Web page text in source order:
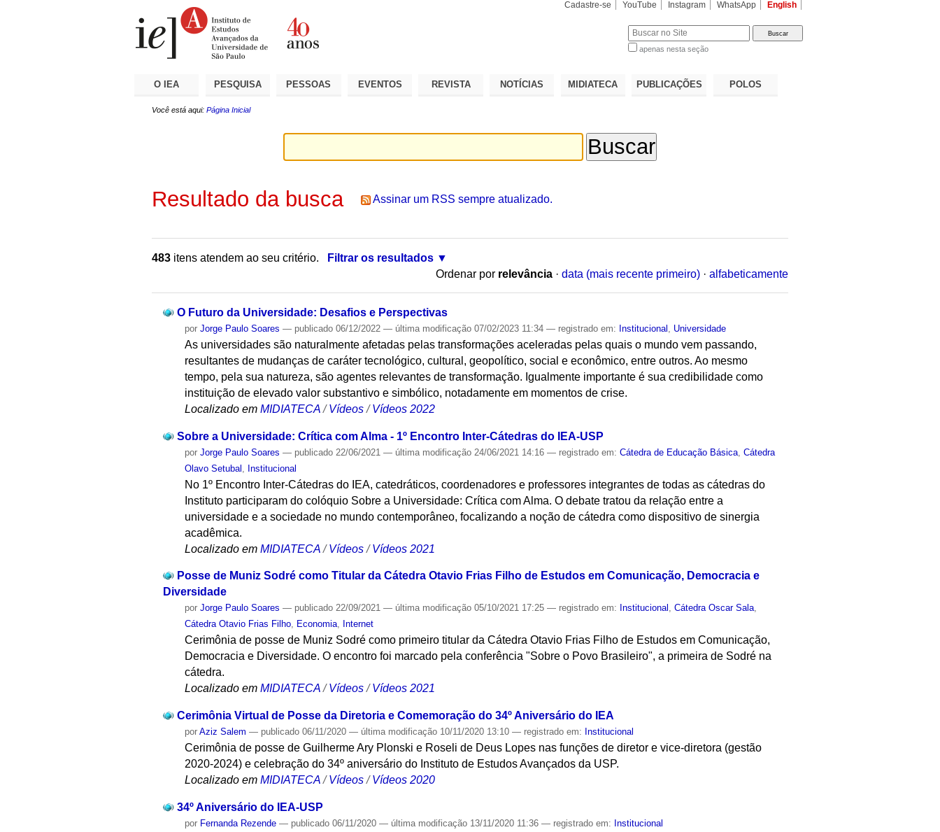
Cadastre-se YouTube Instagram WhatsApp English
apenas nesta seção
O IEA PESQUISA PESSOAS EVENTOS REVISTA NOTÍCIAS MIDIATECA PUBLICAÇÕES POLOS
Você está aqui: Página Inicial
Resultado da busca Assinar um RSS sempre atualizado.
483 itens atendem ao seu critério.
Filtrar os resultados
Ordenar por relevância · data (mais recente primeiro) · alfabeticamente
O Futuro da Universidade: Desafios e Perspectivas
porJorge Paulo Soares — publicado 06/12/2022— última modificação 07/02/2023 11:34— registrado em: Institucional Universidade
As universidades são naturalmente afetadas pelas transformações aceleradas pelas quais o mundo vem passando,
resultantes de mudanças de caráter tecnológico, cultural, geopolítico, social e econômico, entre outros. Ao mesmo
tempo, pela sua natureza, são agentes relevantes de transformação. Igualmente importante é sua credibilidade como
instituição de elevado valor substantivo e simbólico, notadamente em momentos de crise.
Localizado em MIDIATECA /Vídeos /Vídeos 2022
Sobre a Universidade: Crítica com Alma - 1º Encontro Inter-Cátedras do IEA-USP
porJorge Paulo Soares — publicado 22/06/2021— última modificação 24/06/2021 14:16— registrado em:Cátedra de Educação Básica ,Cátedra
Olavo Setubal
Institucional
No 1º Encontro Inter-Cátedras do IEA, catedráticos, coordenadores e professores integrantes de todas as cátedras do
Instituto participaram do colóquio Sobre a Universidade: Crítica com Alma. O debate tratou da relação entre a
universidade e a sociedade no mundo contemporâneo, focalizando a noção de cátedra como dispositivo de sinergia
acadêmica.
Localizado em MIDIATECA /Vídeos /Vídeos 2021
Posse de Muniz Sodré como Titular da Cátedra Otavio Frias Filho de Estudos em Comunicação, Democracia e
Diversidade
porJorge Paulo Soares — publicado 22/09/2021— última modificação 05/10/2021 17:25— registrado em: Institucional ,Cátedra Oscar Sala,
Cátedra Otavio Frias Filho, Economia, Internet
Cerimônia de posse de Muniz Sodré como primeiro titular da Cátedra Otavio Frias Filho de Estudos em Comunicação,
Democracia e Diversidade. O encontro foi marcado pela conferência "Sobre o Povo Brasileiro", a primeira de Sodré na
cátedra.
Localizado em MIDIATECA /Vídeos /Vídeos 2021
Cerimônia Virtual de Posse da Diretoria e Comemoração do 34º Aniversário do IEA
porAziz Salem — publicado 06/11/2020— última modificação 10/11/2020 13:10— registrado em: Institucional
Cerimônia de posse de Guilherme Ary Plonski e Roseli de Deus Lopes nas funções de diretor e vice-diretora (gestão
2020-2024) e celebração do 34º aniversário do Instituto de Estudos Avançados da USP.
Localizado em MIDIATECA /Vídeos /Vídeos 2020
34º Aniversário do IEA-USP
por Fernanda Rezende — publicado 06/11/2020— última modificação 13/11/2020 11:36— registrado em: Institucional